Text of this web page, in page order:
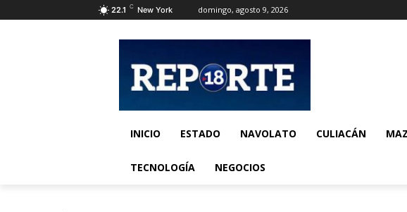
22.1 C New York domingo, agosto 9, 2026
INICIO ESTADO NAVOLATO CULIACÁN
TECNOLOGÍA NEGOCIOS